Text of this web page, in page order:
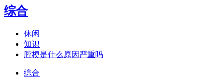
综合
休闲
知识
腔梗是什么原因严重吗
综合